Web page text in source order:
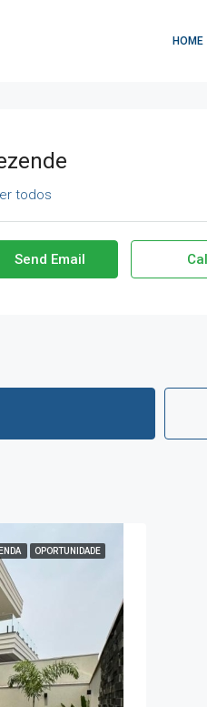
HOME
todos
Send Email
OPORTUNIDADE